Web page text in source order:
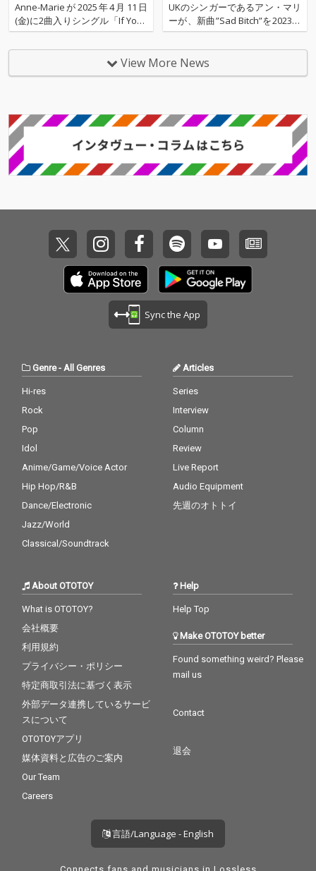
Anne-Marieが2025年4月11日
(金)に2曲入りシングル「If You’r
e Looking For A Reason To Key
Your Ex's Car」をリリースし
た。 本作は第1弾シングル「If Y
ou're Looking For
UKのシンガーであるアン・マリ
ーが、新曲”Sad Bitch”を2023年
2月3日(金)より配信スタートし
た。それに伴い、YouTubeでは
ミュージックビデオが公開され
た。 今作は、「もう振り回され
業
View More News
Sync the App
Genre- All Genres
Hi-res
Rock
Pop
Idol
Anime/Game/Voice Actor
Hip Hop/R&B
Dance/Electronic
Jazz/World
Classical/Soundtrack
Articles
Series
Interview
Column
Review
Live Report
Audio Equipment
先週のオトトイ
About OTOTOY
What is OTOTOY?
会社概要
利用規約
プライバシー・ポリシー
特定商取引法に基づく表示
外部データ連携しているサービ
スについて
OTOTOYアプリ
媒体資料と広告のご案内
Our Team
Careers
Help
Help Top
Make OTOTOY better
Found something weird? Please
mail us
Contact
退会
言語/Language - English